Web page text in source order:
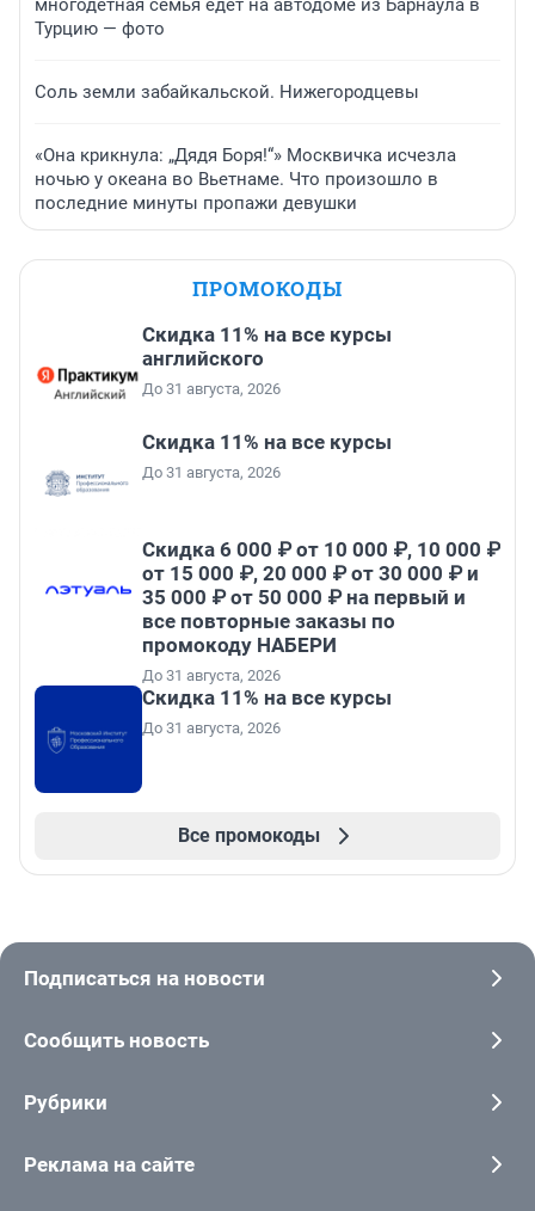
многодетная семья едет на автодоме из Барнаула в
Турцию — фото
Соль земли забайкальской. Нижегородцевы
«Она крикнула: „Дядя Боря!“» Москвичка исчезла
ночью у океана во Вьетнаме. Что произошло в
последние минуты пропажи девушки
ПРОМОКОДЫ
Скидка 11% на все курсы
английского
До 31 августа, 2026
Скидка 11% на все курсы
До 31 августа, 2026
Скидка 6 000 ₽ от 10 000 ₽, 10 000 ₽
от 15 000 ₽, 20 000 ₽ от 30 000 ₽ и
35 000 ₽ от 50 000 ₽ на первый и
все повторные заказы по
промокоду НАБЕРИ
До 31 августа, 2026
Скидка 11% на все курсы
До 31 августа, 2026
Все промокоды
Подписаться на новости
Сообщить новость
Рубрики
Реклама на сайте